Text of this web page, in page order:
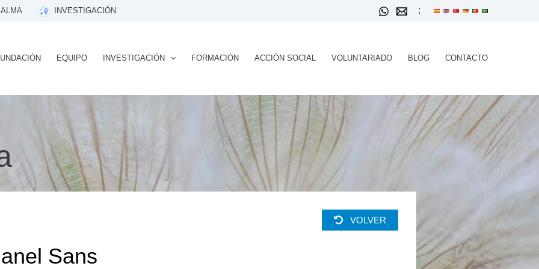
INVESTIGACIÓN
EQUIPO INVESTIGACIÓN FORMACIÓN ACCIÓN SOCIAL VOLUNTARIADO BLOG CONTACTO
VOLVER
Sans